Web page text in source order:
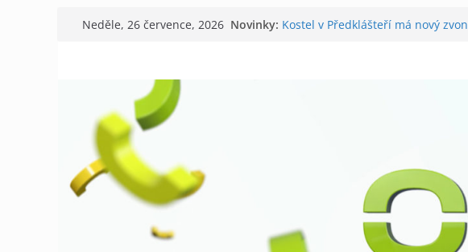
Přeskočit
Neděle, 26 července, 2026 Novinky: Kostel v Předklášteří má nový zvon